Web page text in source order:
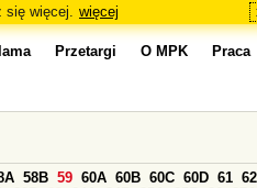
się więcej. więcej
Przetargi O MPK Praca
58B 59 60A 60B 60C 60D 61 62